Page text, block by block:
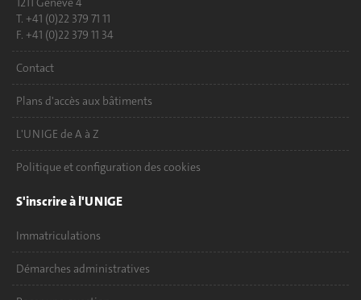
T. +41 (0)22 379 71 11
F. +41 (0)22 379 11 34
Contact
Plans d'accès aux bâtiments
L'UNIGE de A à Z
Politique et configuration des cookies
S'inscrire à l'UNIGE
Immatriculations
Démarches administratives